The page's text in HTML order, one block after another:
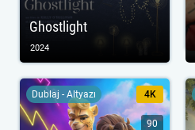
Ghostlight
2024
Dublaj - Altyazı 4K
90